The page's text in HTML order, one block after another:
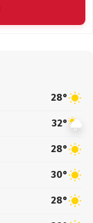
28°
32°
28°
30°
28°